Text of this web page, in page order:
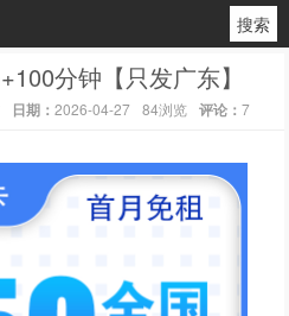
搜索
分钟【只发广东】
日期：2026-04-27 84浏览 评论：7